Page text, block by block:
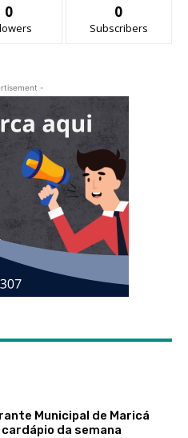
0 0
Subscribers
-
Municipal de Maricá
da semana